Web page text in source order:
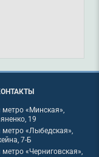
метро «Минская»,
19
метро «Лыбедская»,
7-Б
метро «Черниговская»,